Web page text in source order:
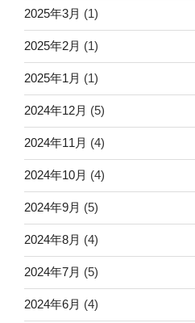
2025年3月 (1)
2025年2月 (1)
2025年1月 (1)
2024年12月 (5)
2024年11月 (4)
2024年10月 (4)
2024年9月 (5)
2024年8月 (4)
2024年7月 (5)
2024年6月 (4)